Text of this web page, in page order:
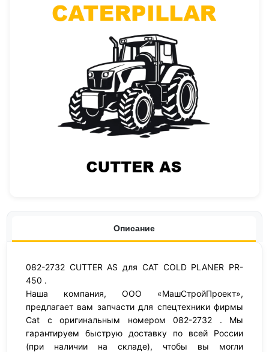
Описание
082-2732 CUTTER AS для CAT COLD PLANER PR-
450 .
Наша компания, ООО «МашСтройПроект»,
предлагает вам запчасти для спецтехники фирмы
Cat с оригинальным номером 082-2732 . Мы
гарантируем быструю доставку по всей России
(при наличии на складе), чтобы вы могли